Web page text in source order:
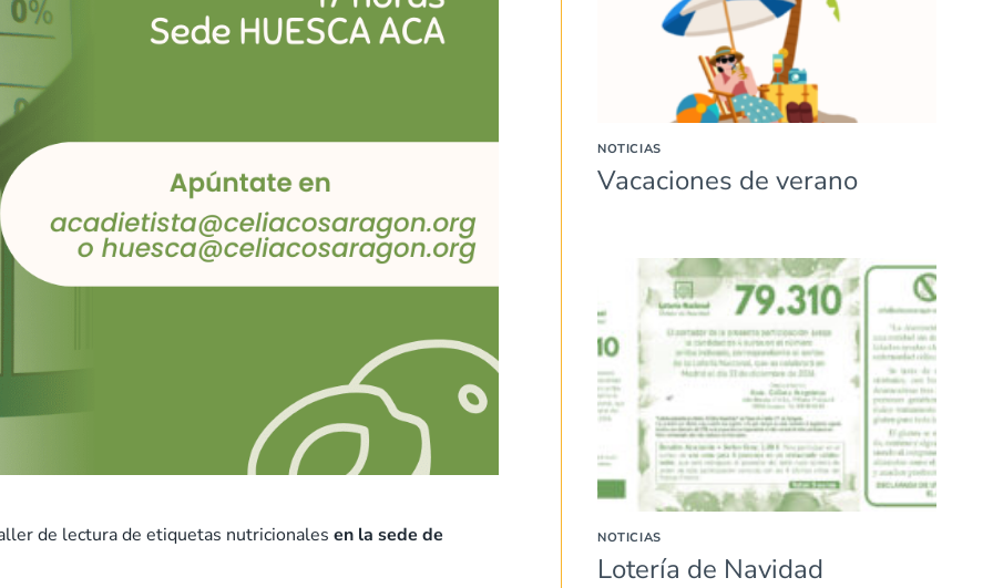
de lectura de etiquetas nutricionales en la sede de
NOTICIAS
Vacaciones de verano
NOTICIAS
Lotería de Navidad